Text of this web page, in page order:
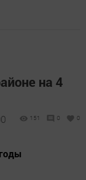
на 4
151 0 0